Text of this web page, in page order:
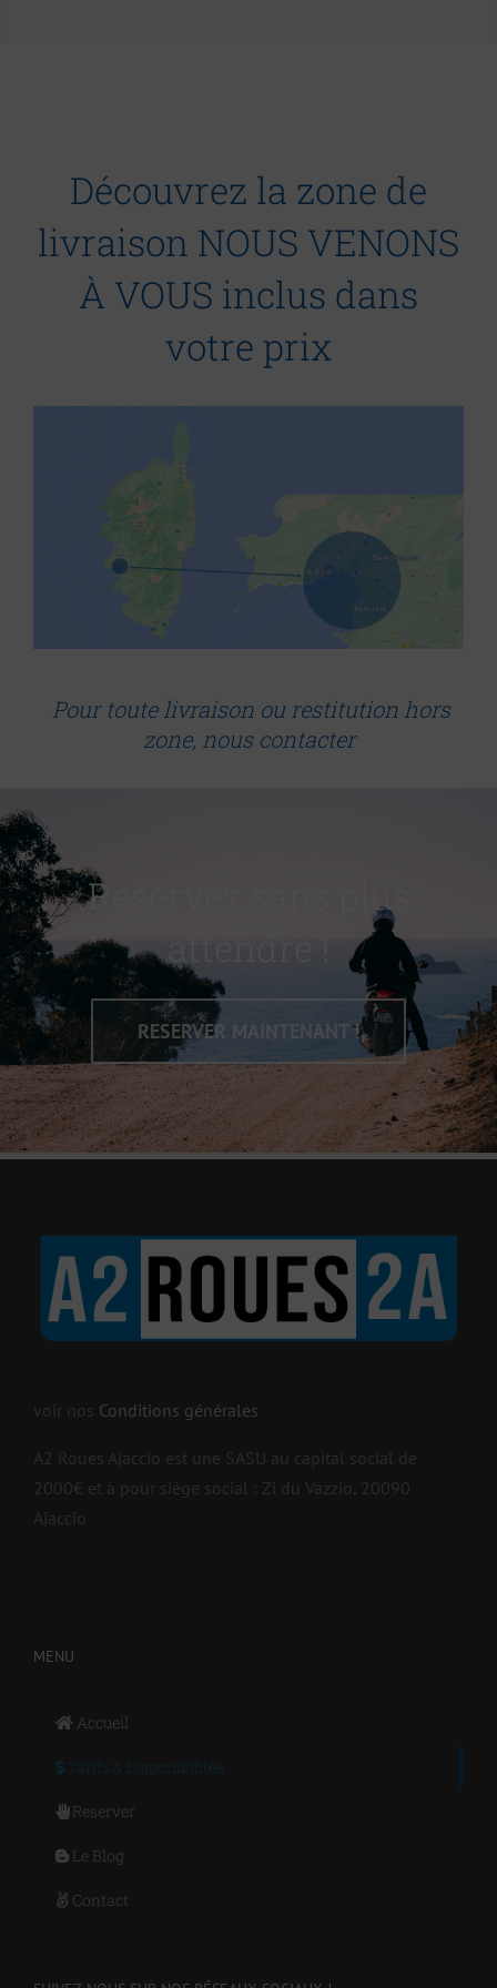
Découvrez la zone de
livraison NOUS VENONS
À VOUS inclus dans
votre prix
Pour toute livraison ou restitution hors
zone, nous contacter
Reservez sans plus
RESERVER MAINTENANT !
voir nos Conditions générales
A2 Roues Ajaccio est une SASU au capital social de
2000€ et à pour siège social : Zi du Vazzio, 20090
Ajaccio
MENU
Accueil
Tarifs & Disponibilités
Reserver
Le Blog
Contact